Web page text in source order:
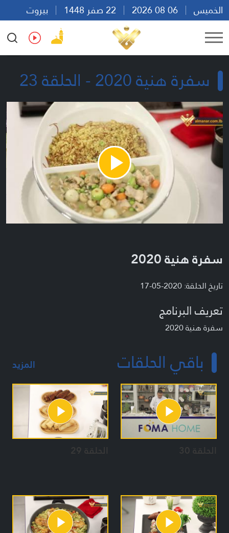
الخميس
بيروت
10:13
Ar En Fr Es
سفرة هنية 2020 - الحلقة 23
Play
Video
سفرة هنية 2020
تاريخ الحلقة: 2020-05-17
تعريف البرنامج
سفرة هنية 2020
باقي الحلقات المزيد
الحلقة 30 الحلقة 29